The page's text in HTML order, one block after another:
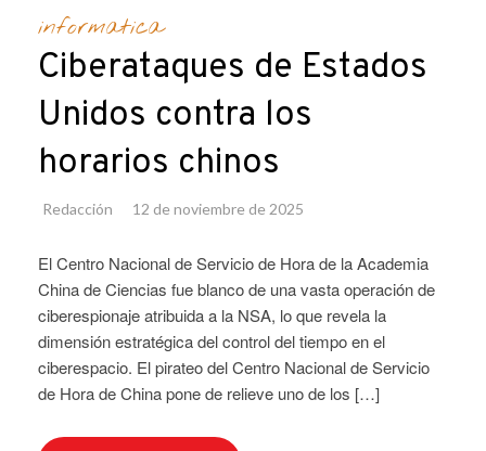
informatica
Ciberataques de Estados
Unidos contra los
horarios chinos
Redacción 12 de noviembre de 2025
El Centro Nacional de Servicio de Hora de la Academia
China de Ciencias fue blanco de una vasta operación de
ciberespionaje atribuida a la NSA, lo que revela la
dimensión estratégica del control del tiempo en el
ciberespacio. El pirateo del Centro Nacional de Servicio
de Hora de China pone de relieve uno de los […]